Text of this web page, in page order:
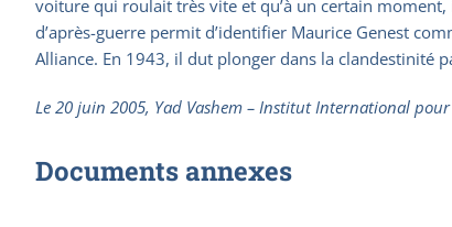
voiture qui roulait très vite et qu’à un certain
d’après-guerre permit d’identifier Maurice Genest
Alliance. En 1943, il dut plonger dans la clandestinité
Le 20 juin 2005, Yad Vashem – Institut International
Documents annexes